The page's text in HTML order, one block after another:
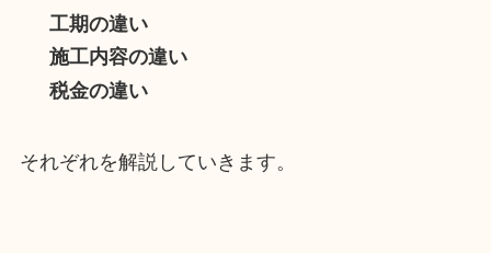
工期の違い
施工内容の違い
税金の違い
それぞれを解説していきます。